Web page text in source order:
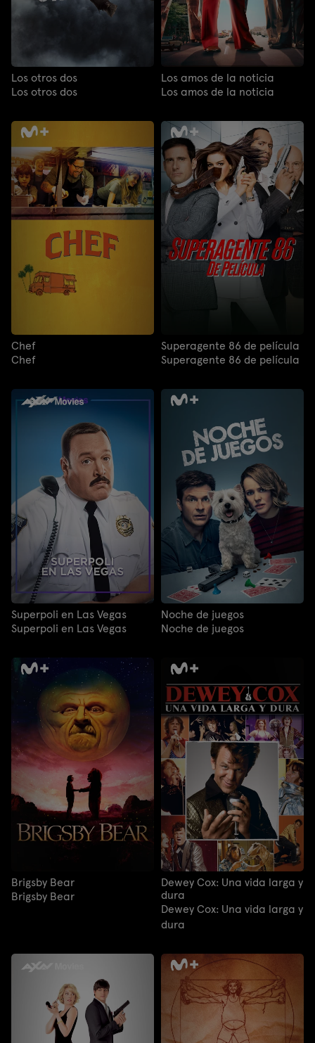
Los otros dos
Los otros dos
Los amos de la noticia
Los amos de la noticia
Chef
Chef
Superagente 86 de película
Superagente 86 de película
Superpoli en Las Vegas
Superpoli en Las Vegas
Noche de juegos
Noche de juegos
Brigsby Bear
Brigsby Bear
Dewey Cox: Una vida larga y
dura
Dewey Cox: Una vida larga y
dura